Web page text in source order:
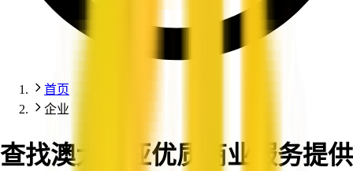
首页
企业
查找澳大利亚优质商业服务提供